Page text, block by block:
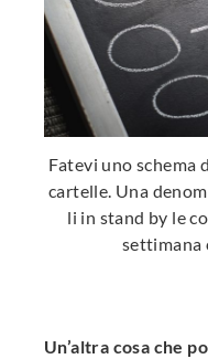
Fatevi uno schema
cartelle. Una
li in stand by le
settimana
Un’altra cosa che